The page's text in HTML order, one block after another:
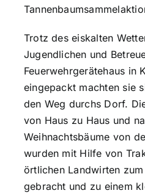
Trotz des eiskalten
Jugendlichen und
Feuerwehrgerätehaus in
eingepackt machten sie
den Weg durchs Dorf.
von Haus zu Haus und
Weihnachtsbäume von
wurden mit Hilfe von
örtlichen Landwirten
gebracht und zu einem